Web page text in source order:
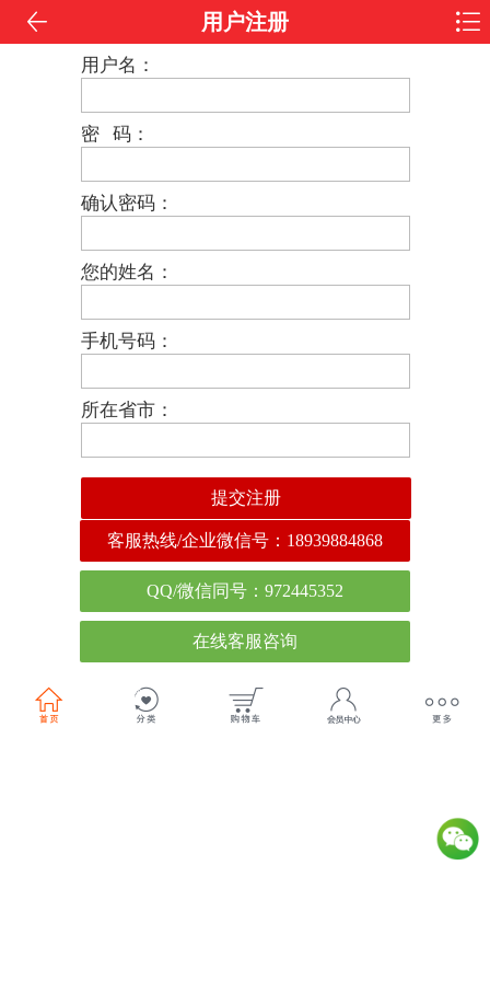
用户注册
用户名：
密 码：
确认密码：
您的姓名：
手机号码：
所在省市：
提交注册
客服热线/企业微信号： 18939884868
QQ/微信同号：972445352
在线客服咨询